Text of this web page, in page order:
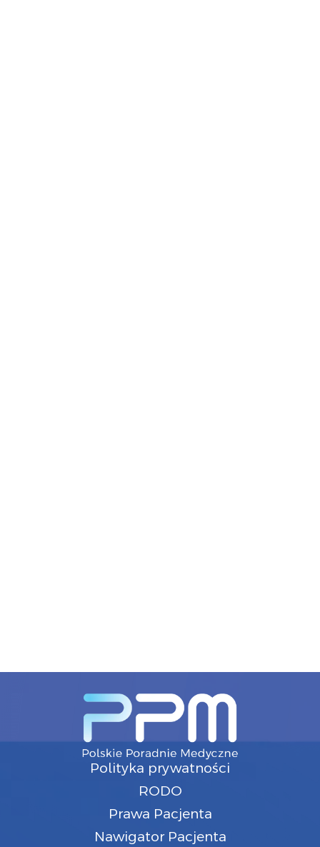
Polityka prywatności
RODO
Prawa Pacjenta
Nawigator Pacjenta